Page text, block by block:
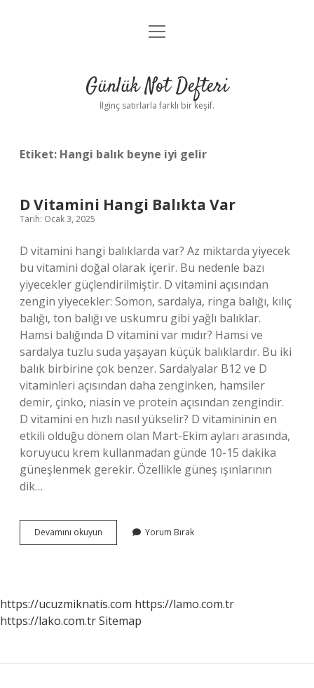
Anasayfa
Yasal Uyarı
menüyü
Günlük Not Defteri
İlginç satırlarla farklı bir keşif.
Etiket: Hangi balık beyne iyi gelir
D Vitamini Hangi Balıkta Var
Tarih: Ocak 3, 2025
D vitamini hangi balıklarda var? Az miktarda yiyecek
bu vitamini doğal olarak içerir. Bu nedenle bazı
yiyecekler güçlendirilmiştir. D vitamini açısından
zengin yiyecekler: Somon, sardalya, ringa balığı, kılıç
balığı, ton balığı ve uskumru gibi yağlı balıklar.
Hamsi balığında D vitamini var mıdır? Hamsi ve
sardalya tuzlu suda yaşayan küçük balıklardır. Bu iki
balık birbirine çok benzer. Sardalyalar B12 ve D
vitaminleri açısından daha zenginken, hamsiler
demir, çinko, niasin ve protein açısından zengindir.
D vitamini en hızlı nasıl yükselir? D vitamininin en
etkili olduğu dönem olan Mart-Ekim ayları arasında,
koruyucu krem ​​kullanmadan günde 10-15 dakika
güneşlenmek gerekir. Özellikle güneş ışınlarının
dik…
Devamını okuyun
Vitamini
Yorum Bırak
https://ucuzmiknatis.com https://lamo.com.tr
https://lako.com.trSitemap